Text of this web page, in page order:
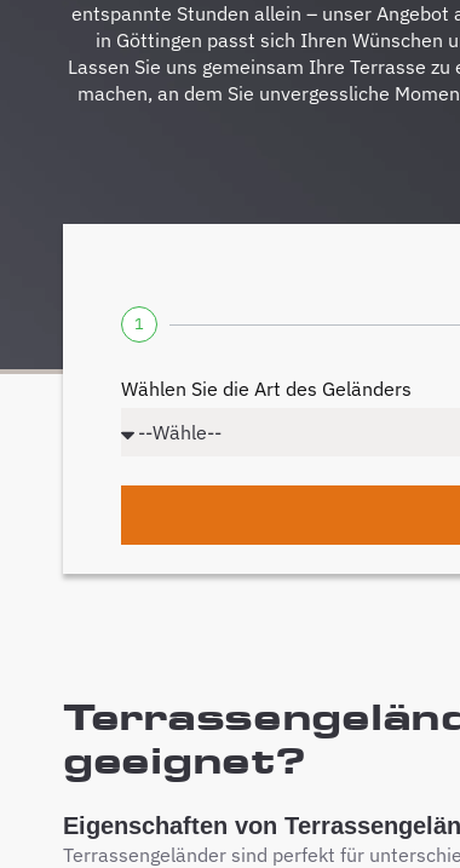
entspannte Stunden allein – unser Angebot
in Göttingen passt sich Ihren Wünschen
Lassen Sie uns gemeinsam Ihre Terrasse
machen, an dem Sie unvergessliche
1
Wählen Sie die Art des Geländers
geeignet?
Eigenschaften von
Terrassengeländer sind perfekt für